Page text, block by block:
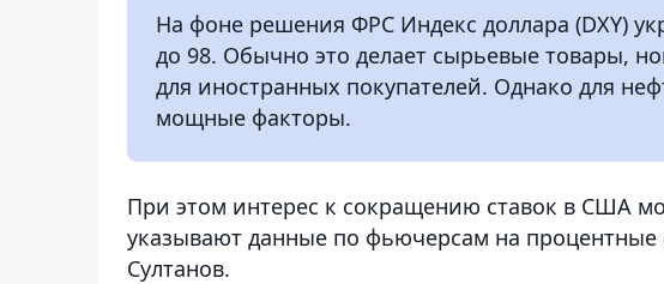
На фоне решения ФРС Индекс доллара (DXY)
до 98. Обычно это делает сырьевые товары,
для иностранных покупателей. Однако для
мощные факторы.
При этом интерес к сокращению ставок в США
указывают данные по фьючерсам на процентные
Султанов.